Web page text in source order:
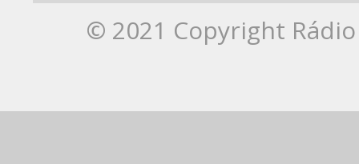
© 2021 Copyright